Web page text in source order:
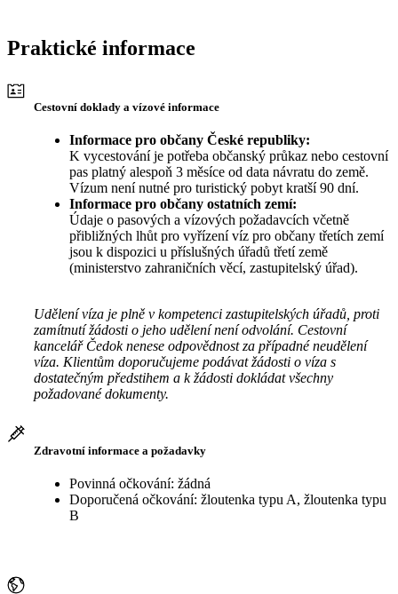
Praktické informace
Cestovní doklady a vízové informace
Informace pro občany České republiky:
K vycestování je potřeba občanský průkaz nebo cestovní
pas platný alespoň 3 měsíce od data návratu do země.
Vízum není nutné pro turistický pobyt kratší 90 dní.
Informace pro občany ostatních zemí:
Údaje o pasových a vízových požadavcích včetně
přibližných lhůt pro vyřízení víz pro občany třetích zemí
jsou k dispozici u příslušných úřadů třetí země
(ministerstvo zahraničních věcí, zastupitelský úřad).
Udělení víza je plně v kompetenci zastupitelských úřadů, proti
zamítnutí žádosti o jeho udělení není odvolání. Cestovní
kancelář Čedok nenese odpovědnost za případné neudělení
víza. Klientům doporučujeme podávat žádosti o víza s
dostatečným předstihem a k žádosti dokládat všechny
požadované dokumenty.
Zdravotní informace a požadavky
Povinná očkování: žádná
Doporučená očkování: žloutenka typu A, žloutenka typu
B